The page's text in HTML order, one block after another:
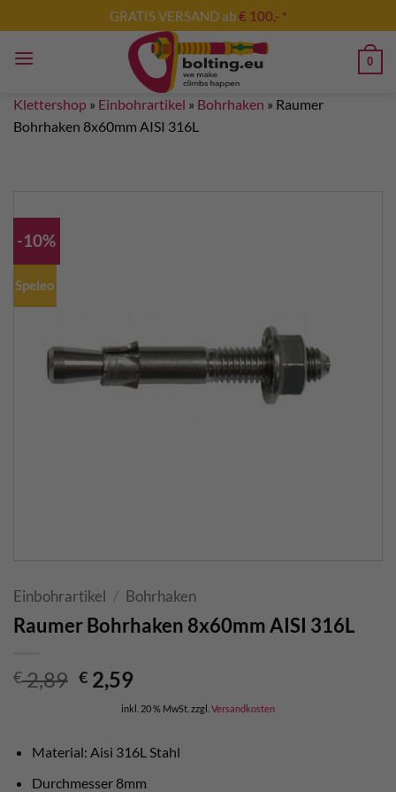
Inhalt
springen
GRATIS VERSAND ab€ 100,- *
0
Klettershop » Einbohrartikel » Bohrhaken » Raumer
Bohrhaken 8x60mm AISI 316L
-10%
Speleo
Einbohrartikel / Bohrhaken
Raumer Bohrhaken 8x60mm AISI 316L
€2,89 Ursprünglicher
Preis
€ 2,89
€ 2,59
Preis
ist:
€ 2,59.
inkl. 20 % MwSt. zzgl. Versandkosten
Material: Aisi 316L Stahl
Durchmesser 8mm